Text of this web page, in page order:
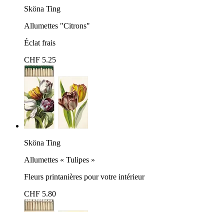
Sköna Ting
Allumettes "Citrons"
Éclat frais
CHF 5.25
Sköna Ting
Allumettes « Tulipes »
Fleurs printanières pour votre intérieur
CHF 5.80